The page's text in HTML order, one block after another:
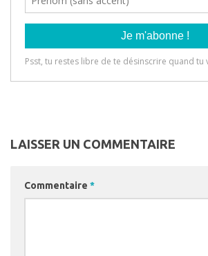
LAISSER UN COMMENTAIRE
Commentaire *